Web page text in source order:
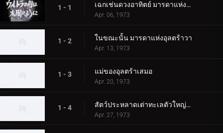
1 - 1 เฉกเช่นดวงอาทิตย์ มารดาแห่งอุลตร้า
Apr. 06, 1973
1 - 2 ในขณะนั้น มารดาแห่งอุลตร้าวา
Apr. 13, 1973
1 - 3 แม่ของอุลตร้าเสมอ
Apr. 20, 1973
1 - 4 สัตว์ประหลาดเต่าทะเลตัวใหญ่บุกโตเกียว!
Apr. 27, 1973